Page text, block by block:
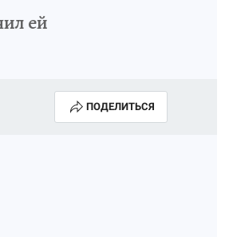
ей
ПОДЕЛИТЬСЯ